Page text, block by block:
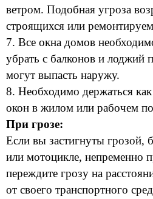
ветром. Подобная угроза
строящихся или
7. Все окна домов
убрать с балконов и лоджий
могут выпасть наружу.
8. Необходимо держаться
окон в жилом или рабочем
При грозе:
Если вы застигнуты грозой,
или мотоцикле, непременно
переждите грозу на
от своего транспортного